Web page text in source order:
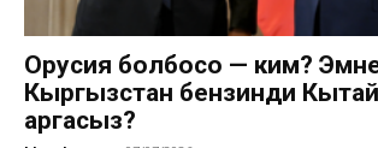
Орусия болбосо — ким?
Кыргызстан бензинди
аргасыз?